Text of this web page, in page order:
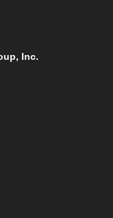
Inc.